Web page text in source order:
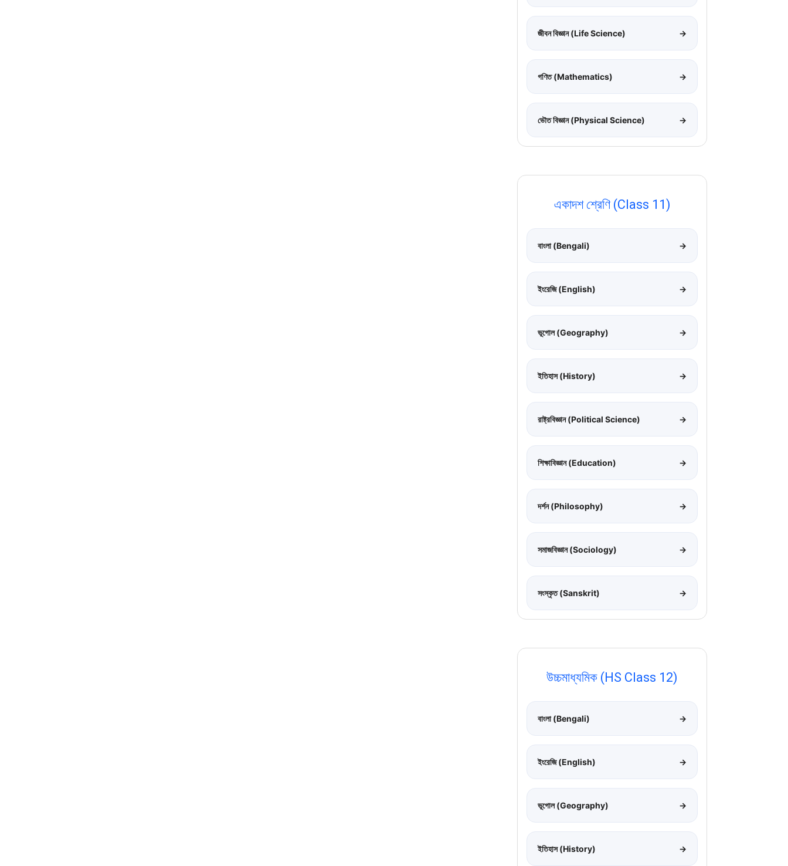
জীবন বিজ্ঞান (Life Science) →
গণিত (Mathematics) →
ভৌত বিজ্ঞান (Physical Science) →
একাদশ শ্রেণি (Class 11)
বাংলা (Bengali) →
ইংরেজি (English) →
ভূগোল (Geography) →
ইতিহাস (History) →
রাষ্ট্রবিজ্ঞান (Political Science) →
শিক্ষাবিজ্ঞান (Education) →
দর্শন (Philosophy) →
সমাজবিজ্ঞান (Sociology) →
সংস্কৃত (Sanskrit) →
উচ্চমাধ্যমিক (HS Class 12)
বাংলা (Bengali) →
ইংরেজি (English) →
ভূগোল (Geography) →
ইতিহাস (History) →